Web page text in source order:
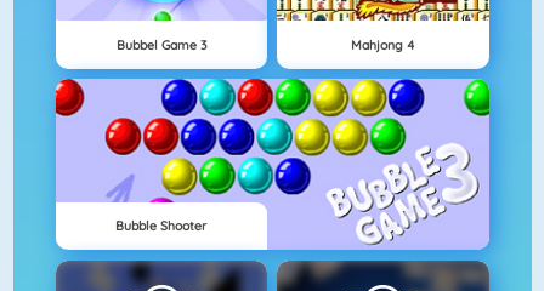
Bubbel Game 3 Mahjong 4
Bubble Shooter